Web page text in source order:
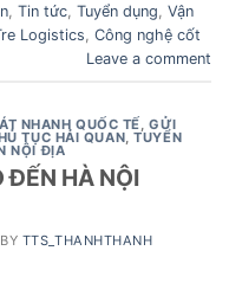
, Tin tức, Tuyển dụng, Vận
Logistics, Công nghệ cốt
Leave a comment
NHANH QUỐC TẾ ,GỬI
TỤC HẢI QUAN ,TUYỂN
NỘI ĐỊA
ĐẾN HÀ NỘI
BY TTS_THANHTHANH